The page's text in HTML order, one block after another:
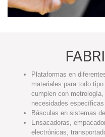
Plataformas en
materiales para todo
cumplen con
necesidades específicas
Básculas en sistemas
Ensacadoras,
electrónicas,